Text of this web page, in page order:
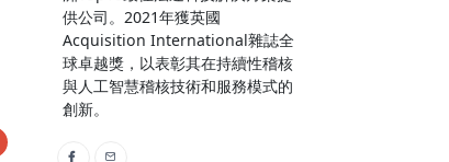
供公司。2021年獲英國
Acquisition International雜誌全
球卓越獎，以表彰其在持續性稽核
與人工智慧稽核技術和服務模式的
創新。